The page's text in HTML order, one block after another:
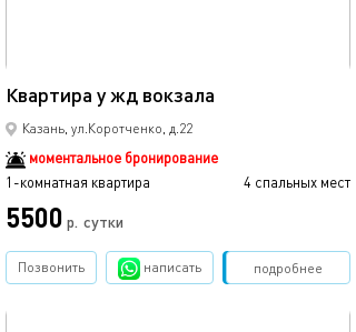
Квартира у жд вокзала
Казань, ул.Коротченко, д.22
моментальное бронирование
1-комнатная квартира
4 спальных мест
5500 р. сутки
подробнее
Позвонить написать Забронировать